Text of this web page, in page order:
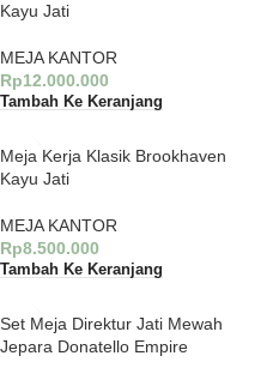
Kayu Jati
MEJA KANTOR
Rp12.000.000
Tambah Ke Keranjang
Meja Kerja Klasik Brookhaven
Kayu Jati
MEJA KANTOR
Rp8.500.000
Tambah Ke Keranjang
Set Meja Direktur Jati Mewah
Jepara Donatello Empire